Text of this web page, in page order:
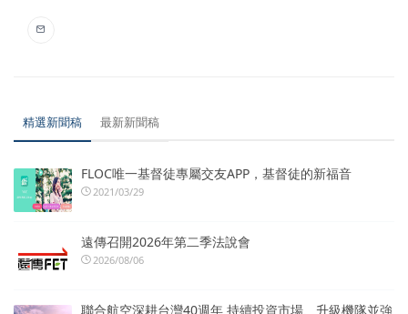
精選新聞稿 最新新聞稿
FLOC唯一基督徒專屬交友APP，基督徒的新福音
2021/03/29
遠傳召開2026年第二季法說會
2026/08/06
聯合航空深耕台灣40週年 持續投資市場、升級機隊並強